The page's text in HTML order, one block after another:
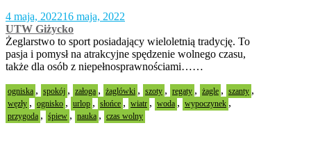
4 maja, 202216 maja, 2022
UTW Giżycko
Żeglarstwo to sport posiadający wieloletnią tradycję. To
pasja i pomysł na atrakcyjne spędzenie wolnego czasu,
także dla osób z niepełnosprawnościami……
ogniska , spokój , załoga , żaglówki , szoty , regaty , żagle , szanty ,
węzły , ognisko , urlop , słońce , wiatr , woda , wypoczynek ,
przygoda , śpiew , nauka , czas wolny